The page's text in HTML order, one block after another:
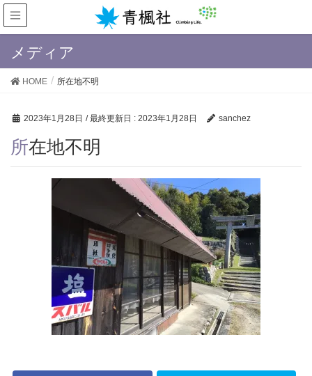
メディア
HOME 所在地不明
2023年1月28日 / 最終更新日 : 2023年1月28日 sanchez
所在地不明